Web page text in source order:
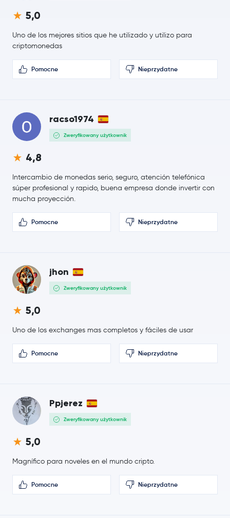
Polkadot
Uniswap UNI
NEAR Protocol NEAR
Pepe PEPE
Aptos APT
VeChain VET
Tezos XTZ
Neo NEO
Basic Attention Token
EOS EOS
5,0
Uno de los mejores sitios que he utilizado y utilizo para
criptomonedas
Pomocne Nieprzydatne
racso1974
Zweryfikowany użytkownik
4,8
Intercambio de monedas serio, seguro, atención telefónica
súper profesional y rapido, buena empresa donde invertir con
mucha proyección.
Pomocne Nieprzydatne
jhon
Zweryfikowany użytkownik
5,0
Uno de los exchanges mas completos y fáciles de usar
Pomocne Nieprzydatne
Ppjerez
Zweryfikowany użytkownik
5,0
Magnífico para noveles en el mundo cripto.
Pomocne Nieprzydatne